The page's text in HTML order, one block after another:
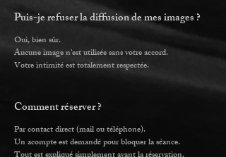
Puis-je refuser la diffusion de mes images ?
Oui, bien sûr.
Aucune image n’est utilisée sans votre accord.
Votre intimité est totalement respectée.
Comment réserver ?
Par contact direct (mail ou téléphone).
Un acompte est demandé pour bloquer la séance.